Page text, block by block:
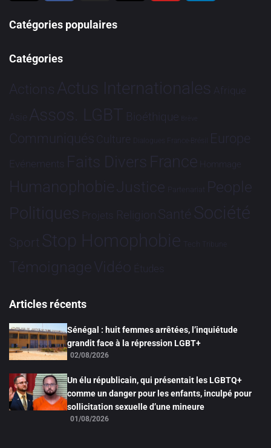
Catégories populaires
Catégories
Actions Actus Internationales Afrique
Asie Assos. LGBT Bioéthique Brève
Communiqués Culture Dialogues France-Brésil Europe
Evénements Faits Divers France Hommage
HumanophobieJustice Partenariat People
Politiques Projets Religion Santé Société
Sport Stop Homophobie Tech Tribune
TémoignageVidéo Études
Articles récents
Sénégal : huit femmes arrêtées, l’inquiétude
grandit face à la répression LGBT+
02/08/2026
Un élu républicain, qui présentait les LGBTQ+
comme un danger pour les enfants, inculpé pour
sollicitation sexuelle d’une mineure
01/08/2026